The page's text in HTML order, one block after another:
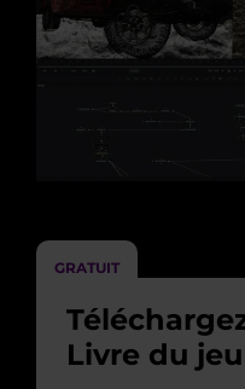
GRATUIT
Livre du